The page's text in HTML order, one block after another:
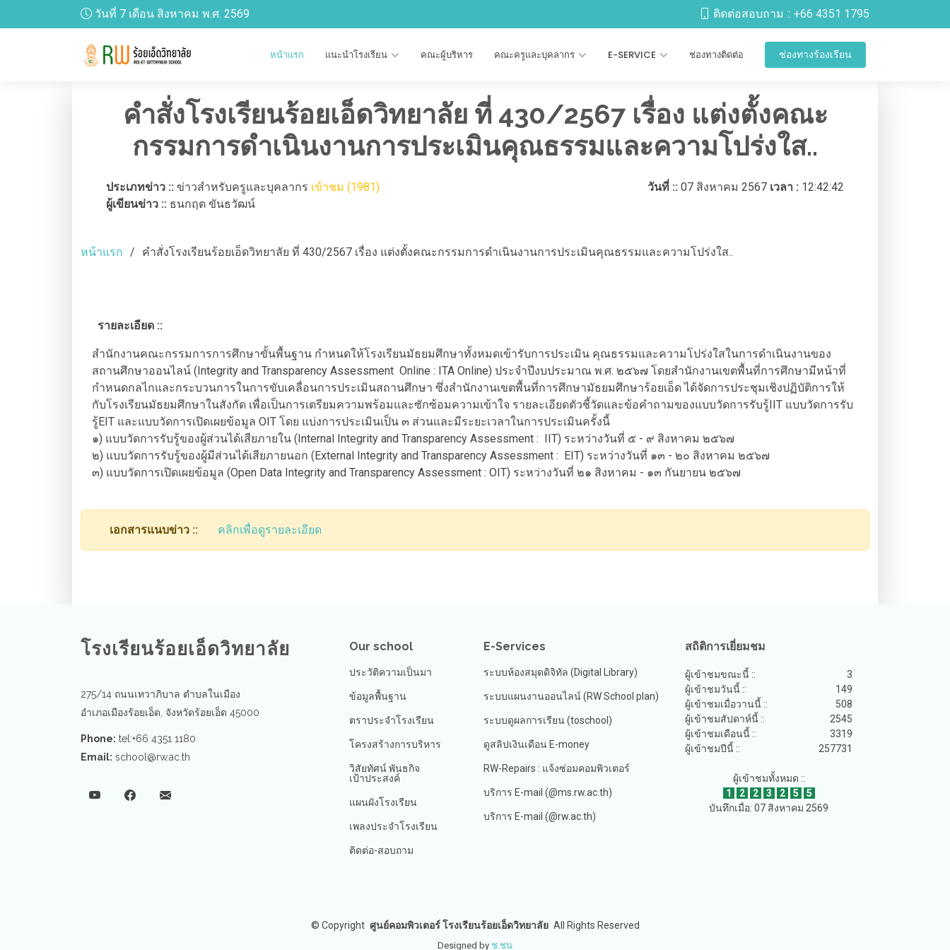
วันที่ 7 เดือน สิงหาคม พ.ศ. 2569 ติดต่อสอบถาม :: +66 4351 1795
หน้าแรก แนะนำโรงเรียน คณะผู้บริหาร คณะครูและบุคลากร E-SERVICE ช่องทางติดต่อ ช่องทางร้องเรียน
คำสั่งโรงเรียนร้อยเอ็ดวิทยาลัย ที่ 430/2567 เรื่อง แต่งตั้งคณะ
กรรมการดำเนินงานการประเมินคุณธรรมและความโปร่งใส..
ประเภทข่าว :: ข่าวสำหรับครูและบุคลากร เข้าชม (1981)
ผู้เขียนข่าว :: ธนกฤต ขันธวัฒน์
วันที่ :: 07 สิงหาคม 2567 เวลา : 12:42:42
หน้าแรก คำสั่งโรงเรียนร้อยเอ็ดวิทยาลัย ที่ 430/2567 เรื่อง แต่งตั้งคณะกรรมการดำเนินงานการประเมินคุณธรรมและความโปร่งใส..
รายละเอียด ::
สำนักงานคณะกรรมการการศึกษาขั้นพื้นฐาน กำหนดให้โรงเรียนมัธยมศึกษาทั้งหมดเข้ารับการประเมิน คุณธรรมและความโปร่งใสในการดำเนินงานของ
สถานศึกษาออนไลน์ (Integrity and Transparency Assessment Online : ITA Online) ประจำปีงบประมาณ พ.ศ. ๒๕๖๗ โดยสำนักงานเขตพื้นที่การศึกษามีหน้าที่
กำหนดกลไกและกระบวนการในการขับเคลื่อนการประเมินสถานศึกษา ซึ่งสำนักงานเขตพื้นที่การศึกษามัธยมศึกษาร้อยเอ็ด ได้จัดการประชุมเชิงปฏิบัติการให้
กับโรงเรียนมัธยมศึกษาในสังกัด เพื่อเป็นการเตรียมความพร้อมและซักซ้อมความเข้าใจ รายละเอียดตัวชี้วัดและข้อคำถามของแบบวัดการรับรู้IIT แบบวัดการรับ
รู้EIT และแบบวัดการเปิดเผยข้อมูล OIT โดย แบ่งการประเมินเป็น ๓ ส่วนและมีระยะเวลาในการประเมินครั้งนี้
๑) แบบวัดการรับรู้ของผู้ส่วนได้เสียภายใน (Internal Integrity and Transparency Assessment : IIT) ระหว่างวันที่ ๕ - ๙ สิงหาคม ๒๕๖๗
๒) แบบวัดการรับรู้ของผู้มีส่วนได้เสียภายนอก (External Integrity and Transparency Assessment : EIT) ระหว่างวันที่ ๑๓ - ๒๐ สิงหาคม ๒๕๖๗
๓) แบบวัดการเปิดเผยข้อมูล (Open Data Integrity and Transparency Assessment : OIT) ระหว่างวันที่ ๒๑ สิงหาคม - ๑๓ กันยายน ๒๕๖๗
เอกสารแนบข่าว :: คลิกเพื่อดูรายละเอียด
โรงเรียนร้อยเอ็ดวิทยาลัย
275/14 ถนนเทวาภิบาล ตำบลในเมือง
อำเภอเมืองร้อยเอ็ด, จังหวัดร้อยเอ็ด 45000
Phone: tel:+66 4351 1180
Email: school@rw.ac.th
Our school
ประวัติความเป็นมา
ข้อมูลพื้นฐาน
ตราประจำโรงเรียน
โครงสร้างการบริหาร
วิสัยทัศน์ พันธกิจ
เป้าประสงค์
แผนผังโรงเรียน
เพลงประจำโรงเรียน
ติดต่อ-สอบถาม
E-Services
ระบบห้องสมุดดิจิทัล (Digital Library)
ระบบแผนงานออนไลน์ (RW School plan)
ระบบดูผลการเรียน (toschool)
ดูสลิปเงินเดือน E-money
RW-Repairs : แจ้งซ่อมคอมพิวเตอร์
บริการ E-mail (@ms.rw.ac.th)
บริการ E-mail (@rw.ac.th)
สถิติการเยี่ยมชม
ผู้เข้าชมขณะนี้ ::
3
ผู้เข้าชมวันนี้ ::
149
ผู้เข้าชมเมื่อวานนี้ ::
508
ผู้เข้าชมสัปดาห์นี้ ::
2545
ผู้เข้าชมเดือนนี้ ::
3319
ผู้เข้าชมปีนี้ ::
257731
ผู้เข้าชมทั้งหมด ::
1
2 2 3 2 5
5
บันทึกเมื่อ: 07 สิงหาคม 2569
© Copyright ศูนย์คอมพิวเตอร์ โรงเรียนร้อยเอ็ดวิทยาลัย All Rights Reserved
Designed by ช.ชน